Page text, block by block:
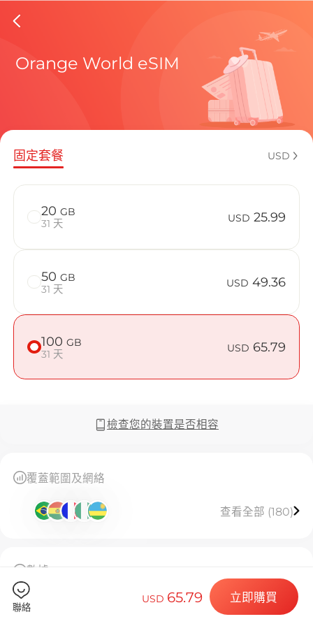
Gabon
包含目前
如何享受
在 Gabon
Billion
選擇您的目的
安裝您的
Orange World eSIM
固定套餐 USD
20 GB
31 天
USD 25.99
50 GB
31 天
USD 49.36
100 GB
31 天
USD 65.79
檢查您的裝置是否相容
覆蓋範圍及網絡
查看全部 (180)
數據
100GB高速流量，用完後限速128kbps無限使用，有
聯絡
USD 65.79 立即購買